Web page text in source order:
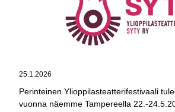
25.1.2026
Perinteinen Ylioppilasteatterifestivaali
vuonna näemme Tampereella 22.-